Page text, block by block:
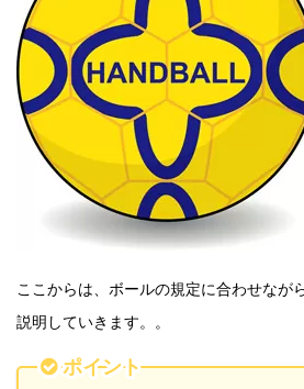
ここからは、ボールの規定に合わせなが
説明していきます。。
ポイント